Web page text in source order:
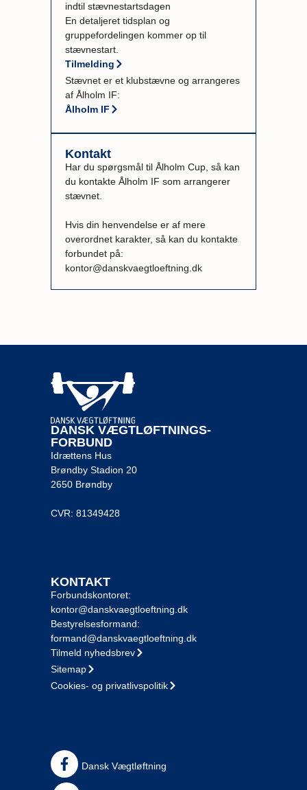
indtil stævnestartsdagen
En detaljeret tidsplan og
gruppefordelingen kommer op til
stævnestart.
Tilmelding
Stævnet er et klubstævne og arrangeres
af Ålholm IF:
Ålholm IF
Kontakt
Har du spørgsmål til Ålholm Cup, så kan
du kontakte Ålholm IF som arrangerer
stævnet.
Hvis din henvendelse er af mere
overordnet karakter, så kan du kontakte
forbundet på:
kontor@danskvaegtloeftning.dk
DANSK VÆGTLØFTNINGS-
FORBUND
Idrættens Hus
Brøndby Stadion 20
2650 Brøndby
CVR: 81349428
KONTAKT
Forbundskontoret:
kontor@danskvaegtloeftning.dk
Bestyrelsesformand:
formand@danskvaegtloeftning.dk
Tilmeld nyhedsbrev
Sitemap
Cookies- og privatlivspolitik
Dansk Vægtløftning